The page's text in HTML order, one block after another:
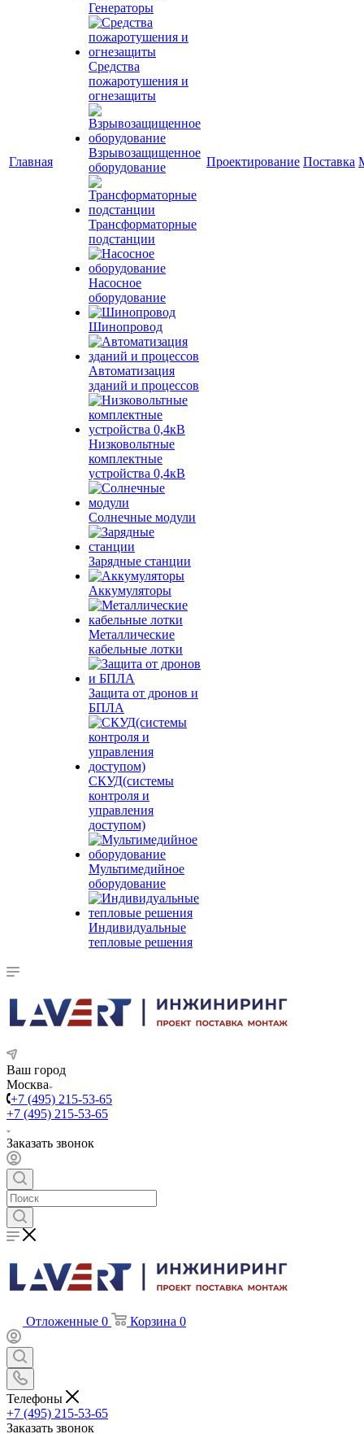
Главная
Генераторы
Средства
пожаротушения и
огнезащиты
Взрывозащищенное
оборудование
Трансформаторные
подстанции
Насосное
оборудование
Шинопровод
Автоматизация
зданий и процессов
Низковольтные
комплектные
устройства 0,4кВ
Солнечные модули
Зарядные станции
Аккумуляторы
Металлические
кабельные лотки
Защита от дронов и
БПЛА
СКУД(системы
контроля и
управления
доступом)
Мультимедийное
оборудование
Индивидуальные
тепловые решения
Проектирование Поставка
Ваш город
Москва
+7 (495) 215-53-65
+7 (495) 215-53-65
Заказать звонок
Отложенные 0 Корзина 0
Телефоны
+7 (495) 215-53-65
Заказать звонок